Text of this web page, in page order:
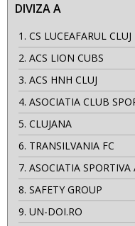
DIVIZA A
1. CS LUCEAFARUL CLUJ
2. ACS LION CUBS
3. ACS HNH CLUJ
4. ASOCIATIA CLUB
5. CLUJANA
6. TRANSILVANIA FC
7. ASOCIATIA SPORTIVA
8. SAFETY GROUP
9. UN-DOI.RO